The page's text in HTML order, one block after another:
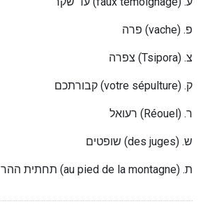
פרה (vache) .פ
צפרה (Tsipora) .צ
(votre sépulture) .ק
רעואל (Réouel) .ר
שופטים (des juges) .ש
תחתית ההר (au pied de la montagne) .ת